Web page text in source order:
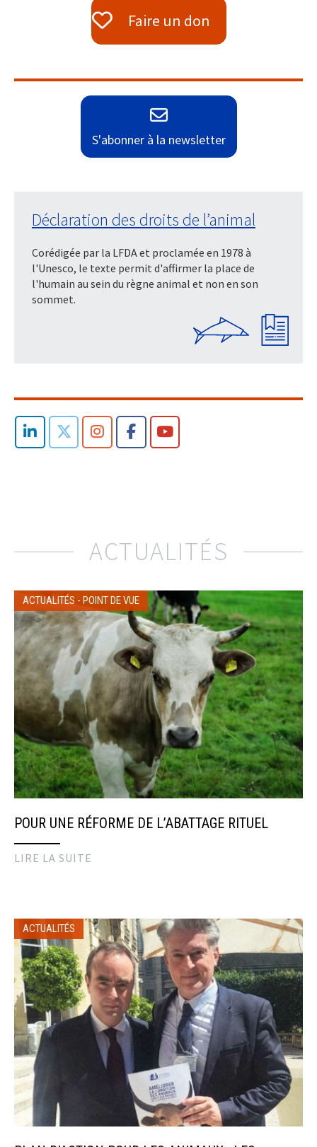
Faire un don
S'abonner à la newsletter
Déclaration des droits de l’animal
Corédigée par la LFDA et proclamée en 1978 à
l'Unesco, le texte permit d'affirmer la place de
l'humain au sein du règne animal et non en son
sommet.
ACTUALITÉS
ACTUALITÉS - POINT DE VUE
POUR UNE RÉFORME DE L’ABATTAGE RITUEL
LIRE LA SUITE
ACTUALITÉS